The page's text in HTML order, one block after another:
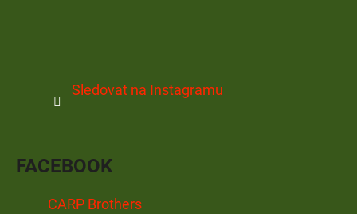
Sledovat na Instagramu
FACEBOOK
CARP Brothers